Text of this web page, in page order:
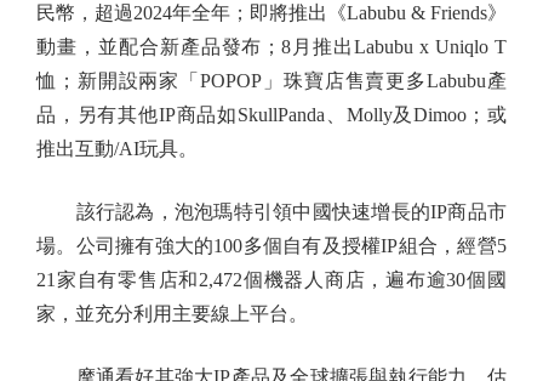
民幣，超過2024年全年；即將推出《Labubu & Friends》
動畫，並配合新產品發布；8月推出Labubu x Uniqlo T
恤；新開設兩家「POPOP」珠寶店售賣更多Labubu產
品，另有其他IP商品如SkullPanda、Molly及Dimoo；或
推出互動/AI玩具。
該行認為，泡泡瑪特引領中國快速增長的IP商品市
場。公司擁有強大的100多個自有及授權IP組合，經營5
21家自有零售店和2,472個機器人商店，遍布逾30個國
家，並充分利用主要線上平台。
摩通看好其強大IP產品及全球擴張與執行能力。估